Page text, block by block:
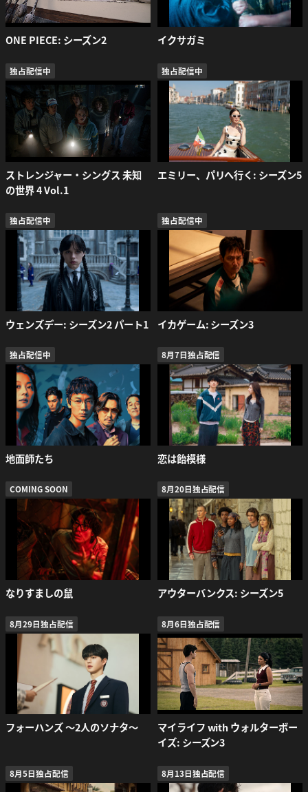
ONE PIECE: シーズン2 イクサガミ
独占配信中
ストレンジャー・シングス 未知
の世界 4 Vol.1
独占配信中
エミリー、パリへ行く: シーズン5
独占配信中
ウェンズデー: シーズン2 パート1
独占配信中
イカゲーム: シーズン3
独占配信中
地面師たち
8月7日独占配信
恋は飴模様
COMING SOON
なりすましの鼠
8月20日独占配信
アウターバンクス: シーズン5
8月29日独占配信
フォーハンズ 〜2人のソナタ〜
8月6日独占配信
マイライフ with ウォルターボー
イズ: シーズン3
8月5日独占配信 8月13日独占配信